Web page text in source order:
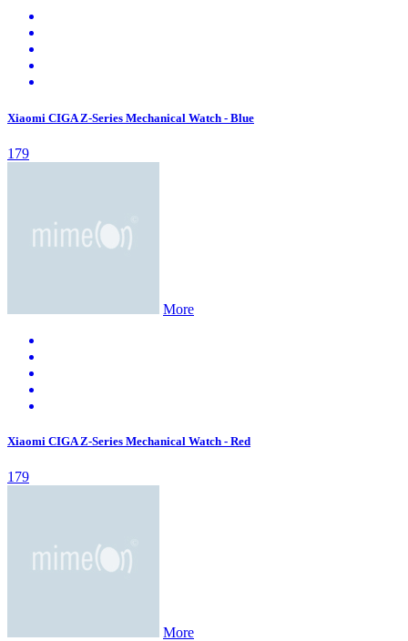
Xiaomi CIGA Z-Series Mechanical Watch - Blue
179
More
Xiaomi CIGA Z-Series Mechanical Watch - Red
179
More